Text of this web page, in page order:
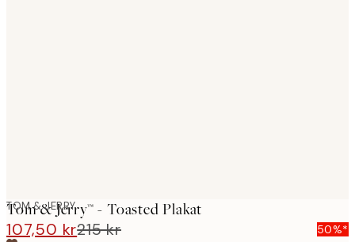
TOM & JERRY
Tom & Jerry™ - Toasted Plakat
107,50 kr215 kr
50%*